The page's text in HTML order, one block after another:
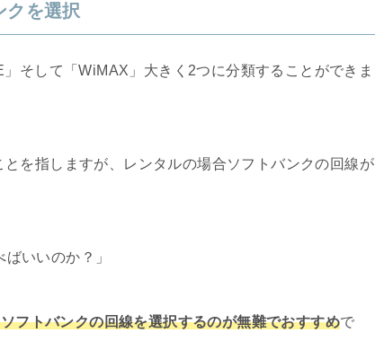
クを選択
そして「WiMAX」大きく2つに分類することができま
を指しますが、レンタルの場合ソフトバンクの回線が
いいのか？」
フトバンクの回線を選択するのが無難でおすすめで